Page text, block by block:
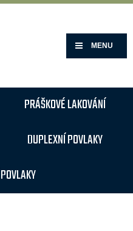
MENU
PRÁŠKOVÉ LAKOVÁNÍ
DUPLEXNÍ POVLAKY